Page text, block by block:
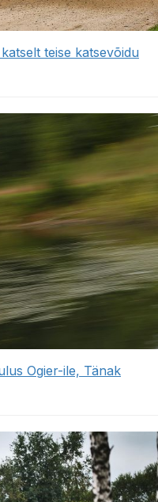
teise katsevõidu
Ogier-ile, Tänak